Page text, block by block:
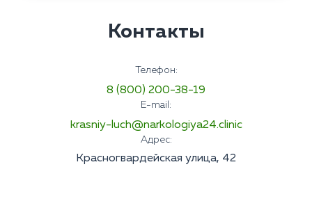
Контакты
Телефон:
8 (800) 200-38-19
E-mail:
krasniy-luch@narkologiya24.clinic
Адрес:
Красногвардейская улица, 42